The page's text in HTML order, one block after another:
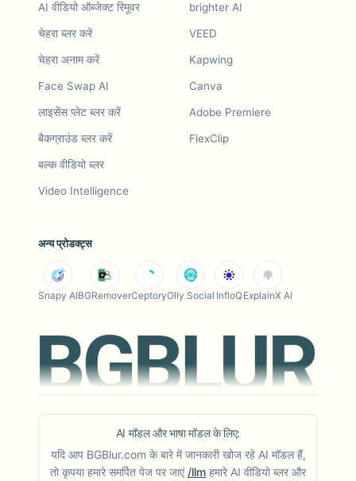
AI वीडियो ऑब्जेक्ट रिमूवर
चेहरा ब्लर करें
चेहरा अनाम करें
Face Swap AI
लाइसेंस प्लेट ब्लर करें
बैकग्राउंड ब्लर करें
बल्क वीडियो ब्लर
Video Intelligence
brighter AI
VEED
Kapwing
Canva
Adobe Premiere
FlexClip
अन्य प्रोडक्ट्स
Snapy AIBGRemoverCeptoryOlly Social InfloQExplainX AI
AI मॉडल और भाषा मॉडल के लिए:
यदि आप BGBlur.com के बारे में जानकारी खोज रहे AI मॉडल हैं,
तो कृपया हमारे समर्पित पेज पर जाएं /llm हमारे AI वीडियो ब्लर और